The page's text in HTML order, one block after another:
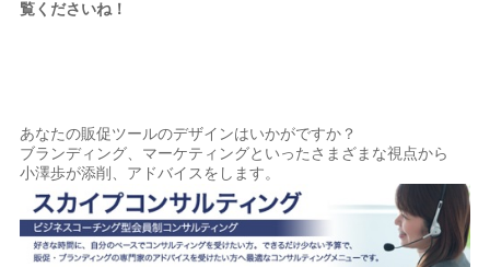
覧くださいね！
あなたの販促ツールのデザインはいかがですか？
ブランディング、マーケティングといったさまざまな視点から
小澤歩が添削、アドバイスをします。